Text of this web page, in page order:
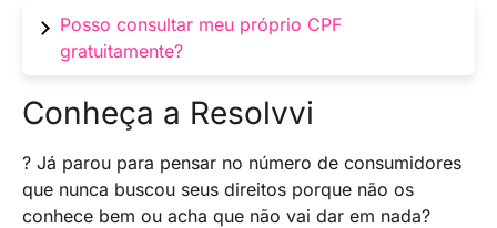
ilegal a dados pessoais.
A maioria dos serviços online que promete
descobrir CPF pelo nome são ilegais e podem
ser fraudulentos. Recomenda-se evitar esses
sua segurança quanto a privacidade de
Posso consultar meu próprio CPF
gratuitamente?
Sim, é possível consultar gratuitamente o seu
próprio CPF por meio do site da Receita
Federal do Brasil. Eles oferecem um serviço
gratuito de consulta de CPF que permite
verificar a situação cadastral do documento.
Conheça a Resolvvi
? Já parou para pensar no número de consumidores
que nunca buscou seus direitos porque não os
conhece bem ou acha que não vai dar em nada?